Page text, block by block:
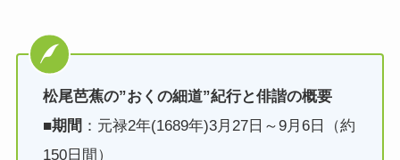
松尾芭蕉の”おくの細道”紀行と俳諧の概要
■期間 ：元禄2年(1689年)3月27日～9月6日（約
150日間）